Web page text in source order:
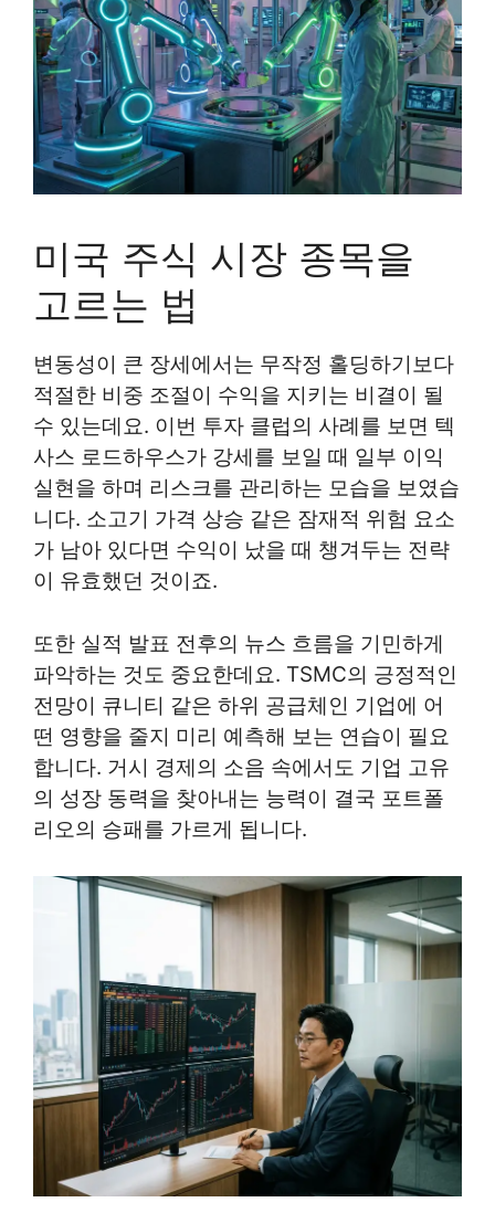
미국 주식 시장 종목을
고르는 법
변동성이 큰 장세에서는 무작정 홀딩하기보다
적절한 비중 조절이 수익을 지키는 비결이 될
수 있는데요. 이번 투자 클럽의 사례를 보면 텍
사스 로드하우스가 강세를 보일 때 일부 이익
실현을 하며 리스크를 관리하는 모습을 보였습
니다. 소고기 가격 상승 같은 잠재적 위험 요소
가 남아 있다면 수익이 났을 때 챙겨두는 전략
이 유효했던 것이죠.
또한 실적 발표 전후의 뉴스 흐름을 기민하게
파악하는 것도 중요한데요. TSMC의 긍정적인
전망이 큐니티 같은 하위 공급체인 기업에 어
떤 영향을 줄지 미리 예측해 보는 연습이 필요
합니다. 거시 경제의 소음 속에서도 기업 고유
의 성장 동력을 찾아내는 능력이 결국 포트폴
리오의 승패를 가르게 됩니다.